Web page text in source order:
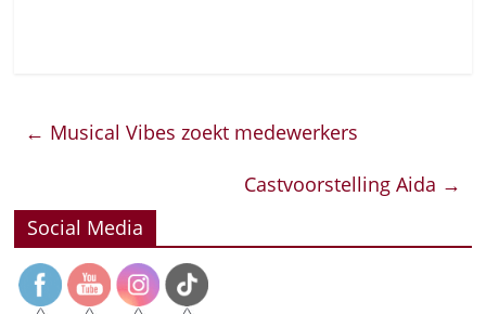
← Musical Vibes zoekt medewerkers
Castvoorstelling Aida →
Social Media